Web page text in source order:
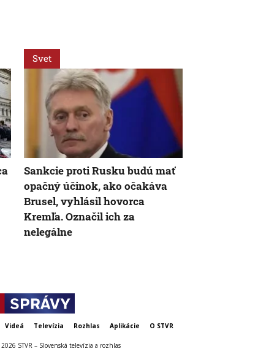
Svet
Sankcie proti Rusku budú mať
opačný účinok, ako očakáva
Brusel, vyhlásil hovorca
Kremľa. Označil ich za
nelegálne
Videá Televízia Rozhlas Aplikácie O STVR
STVR – Slovenská televízia a rozhlas